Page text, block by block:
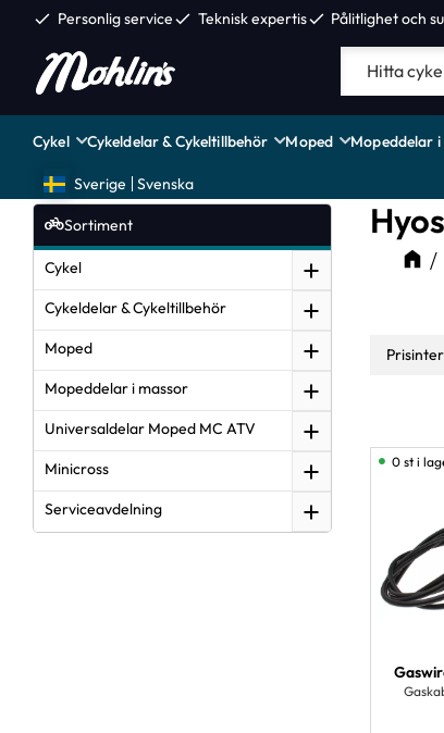
check Personlig servicecheck Teknisk expertischeck Pålitlighet och
Cykel Cykeldelar & Cykeltillbehör Moped Mopeddelar
Sverige Svenska
0 st i
Sortiment
Cykel
Cykeldelar & Cykeltillbehör
Moped
Mopeddelar i massor
Universaldelar Moped MC ATV
Minicross
Serviceavdelning